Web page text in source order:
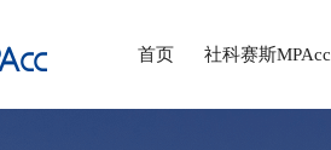
首页 社科赛斯MPAcc